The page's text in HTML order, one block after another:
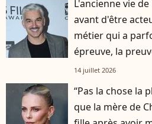
L'ancienne vie
avant d'être
métier qui a
épreuve, la
14 juillet 2026
“Pas la chose la
que la mère de